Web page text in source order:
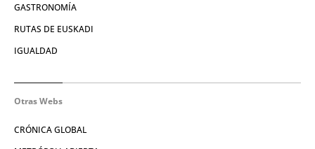
GASTRONOMÍA
RUTAS DE EUSKADI
IGUALDAD
Otras Webs
CRÓNICA GLOBAL